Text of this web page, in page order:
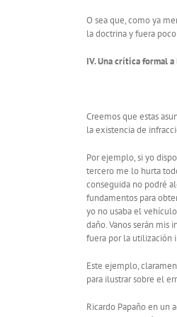
O sea que, como ya
la doctrina y fuera
IV. Una crítica formal
Creemos que estas
la existencia de
Por ejemplo, si yo
tercero me lo hurta
conseguida no podré
fundamentos para
yo no usaba el
daño. Vanos serán
fuera por la utilización
Este ejemplo,
para ilustrar sobre el
Ricardo Papaño en un